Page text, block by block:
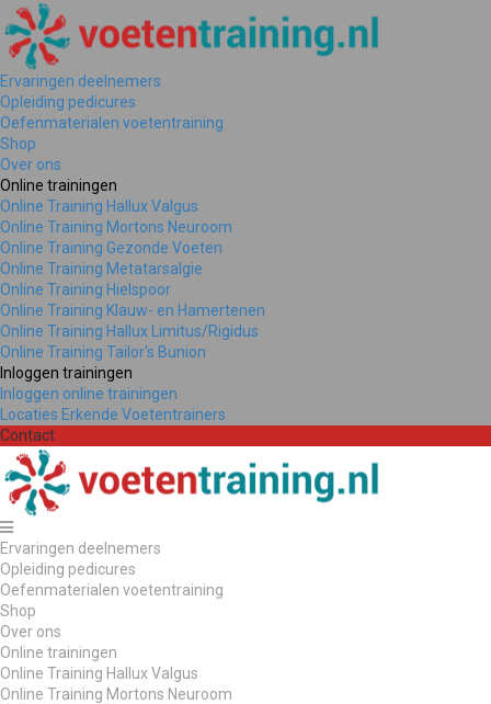
Ervaringen deelnemers
Opleiding pedicures
Oefenmaterialen voetentraining
Shop
Over ons
Online trainingen
Online Training Hallux Valgus
Online Training Mortons Neuroom
Online Training Gezonde Voeten
Online Training Metatarsalgie
Online Training Hielspoor
Online Training Klauw- en Hamertenen
Online Training Hallux Limitus/Rigidus
Online Training Tailor's Bunion
Inloggen trainingen
Inloggen online trainingen
Locaties Erkende Voetentrainers
Contact
Ervaringen deelnemers
Opleiding pedicures
Oefenmaterialen voetentraining
Shop
Over ons
Online trainingen
Online Training Hallux Valgus
Online Training Mortons Neuroom